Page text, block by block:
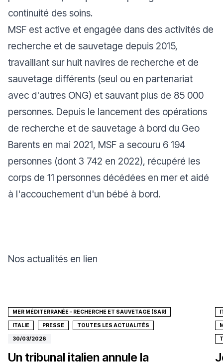
continuité des soins.
MSF est active et engagée dans des activités de
recherche et de sauvetage depuis 2015,
travaillant sur huit navires de recherche et de
sauvetage différents (seul ou en partenariat
avec d'autres ONG) et sauvant plus de 85 000
personnes. Depuis le lancement des opérations
de recherche et de sauvetage à bord du Geo
Barents en mai 2021, MSF a secouru 6 194
personnes (dont 3 742 en 2022), récupéré les
corps de 11 personnes décédées en mer et aidé
à l'accouchement d'un bébé à bord.
Nos actualités en lien
MER MÉDITERRANÉE – RECHERCHE ET SAUVETAGE (SAR)
ITALIE PRESSE TOUTES LES ACTUALITÉS
30/03/2026
Un tribunal italien annule la